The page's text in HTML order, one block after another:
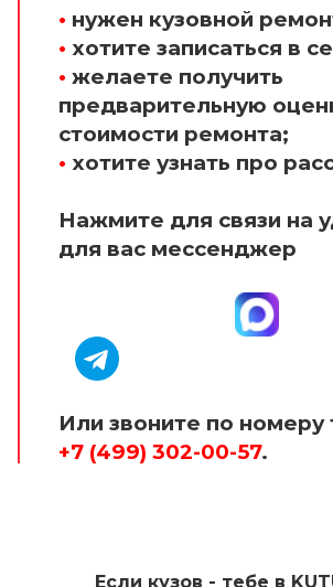
• нужен кузовной
• хотите записаться в
• желаете получить
предварительную
стоимости ремонта;
• хотите узнать про
Нажмите для связи на
для вас мессенджер
Или звоните по
+7 (499) 302-00-57.
Если кузов - тебе в